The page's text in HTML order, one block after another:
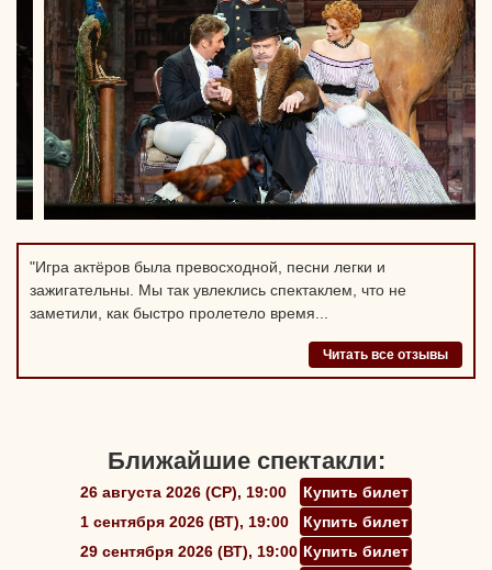
"Игра актёров была превосходной, песни легки и
зажигательны. Мы так увлеклись спектаклем, что не
заметили, как быстро пролетело время...
Читать все отзывы
Ближайшие спектакли:
26 августа 2026 (СР), 19:00
Купить билет
1 сентября 2026 (ВТ), 19:00
Купить билет
29 сентября 2026 (ВТ), 19:00 Купить билет